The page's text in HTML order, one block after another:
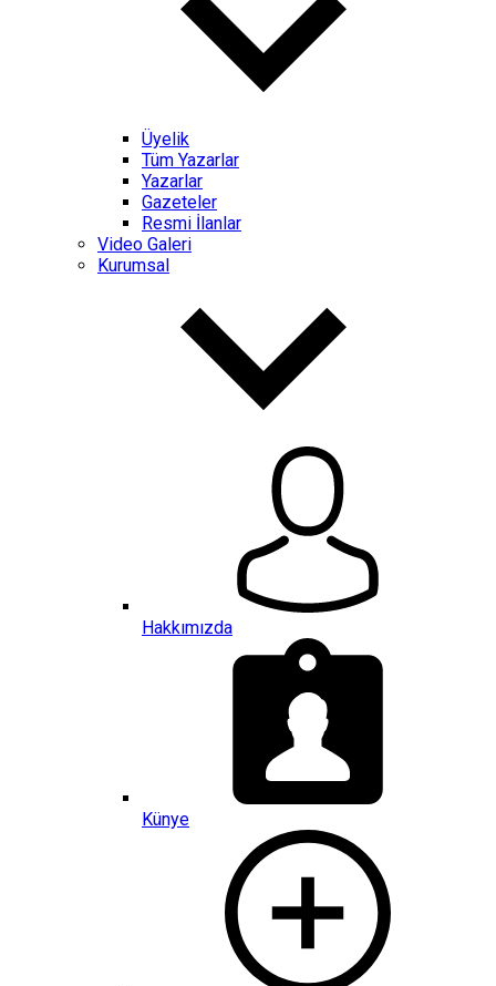
Üyelik
Tüm Yazarlar
Yazarlar
Gazeteler
Resmi İlanlar
Video Galeri
Kurumsal
Hakkımızda
Künye